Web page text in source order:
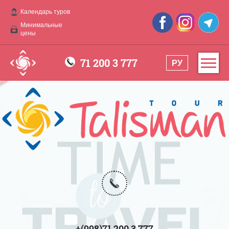
Календарь туров
Минимальные
цены
71 200 3 777 РУ